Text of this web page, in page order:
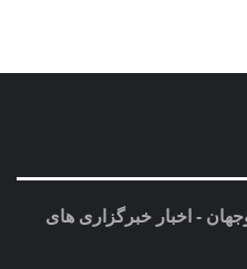
- اخبار خبرگزاری های